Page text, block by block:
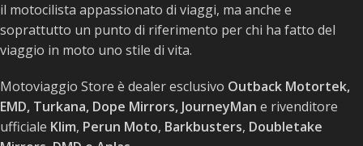
il motocilista appassionato di viaggi, ma anche e
soprattutto un punto di riferimento per chi ha fatto del
viaggio in moto uno stile di vita.
Motoviaggio Store è dealer esclusivo Outback Motortek,
EMD, Turkana, Dope Mirrors, JourneyMan e rivenditore
ufficiale Klim, Perun Moto, Barkbusters, Doubletake